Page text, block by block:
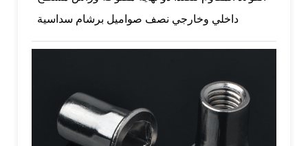
داخلي وخارجي نصف صواميل برشام سداسية